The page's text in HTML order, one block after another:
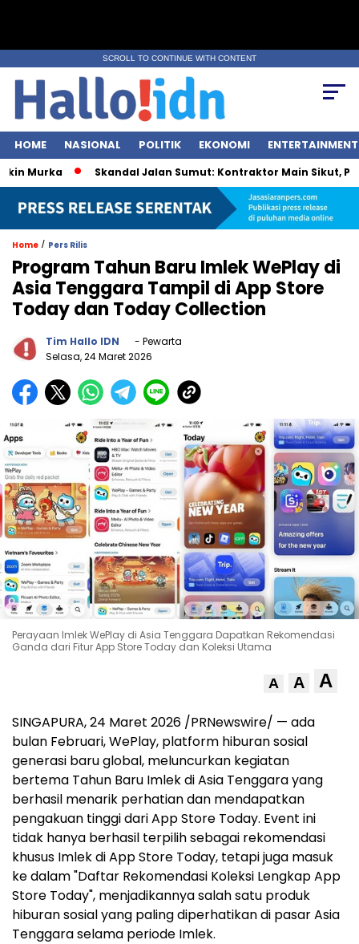
SCROLL TO CONTINUE WITH CONTENT
HOME NASIONAL POLITIK EKONOMI ENTERTAINMENT
Skandal Jalan Sumut: Kontraktor Main Sikut,
Home / Pers Rilis
Program Tahun Baru Imlek WePlay di
Asia Tenggara Tampil di App Store
Today dan Today Collection
Tim Hallo IDN
- Pewarta
Selasa, 24 Maret 2026
Perayaan Imlek WePlay di Asia Tenggara Dapatkan Rekomendasi
Ganda dari Fitur App Store Today dan Koleksi Utama
A A A
SINGAPURA, 24 Maret 2026 /PRNewswire/ — ada
bulan Februari, WePlay, platform hiburan sosial
generasi baru global, meluncurkan kegiatan
bertema Tahun Baru Imlek di Asia Tenggara yang
berhasil menarik perhatian dan mendapatkan
pengakuan tinggi dari App Store Today. Event ini
tidak hanya berhasil terpilih sebagai rekomendasi
khusus Imlek di App Store Today, tetapi juga masuk
ke dalam "Daftar Rekomendasi Koleksi Lengkap App
Store Today", menjadikannya salah satu produk
hiburan sosial yang paling diperhatikan di pasar Asia
Tenggara selama periode Imlek.